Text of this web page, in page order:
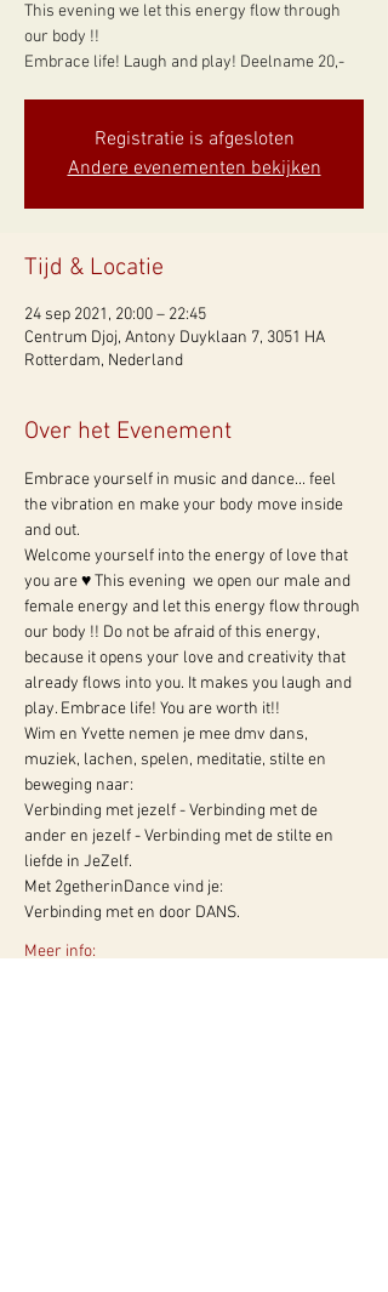
This evening we let this energy flow through
our body !!
Embrace life! Laugh and play! Deelname 20,-
Registratie is afgesloten
Andere evenementen bekijken
Tijd & Locatie
24 sep 2021, 20:00 – 22:45
Centrum Djoj, Antony Duyklaan 7, 3051 HA
Rotterdam, Nederland
Over het Evenement
Embrace yourself in music and dance... feel
the vibration en make your body move inside
and out.
Welcome yourself into the energy of love that
you are ♥ This evening  we open our male and
female energy and let this energy flow through
our body !! Do not be afraid of this energy,
because it opens your love and creativity that
already flows into you. It makes you laugh and
play. Embrace life! You are worth it!!
Wim en Yvette nemen je mee dmv dans,
muziek, lachen, spelen, meditatie, stilte en
beweging naar:
Verbinding met jezelf - Verbinding met de
ander en jezelf - Verbinding met de stilte en
liefde in JeZelf.
Met 2getherinDance vind je:
Verbinding met en door DANS.
Meer info: